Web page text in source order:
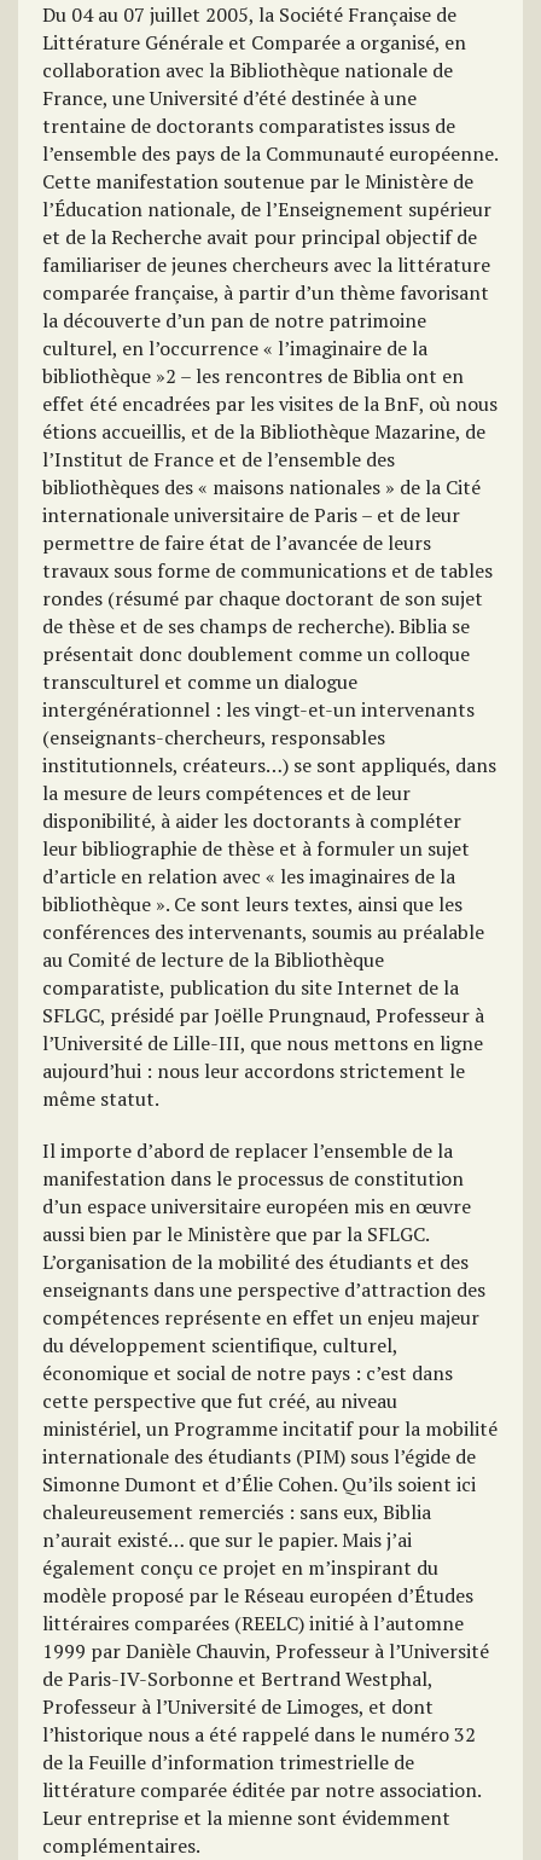
Du 04 au 07 juillet 2005, la Société Française de
Littérature Générale et Comparée a organisé, en
collaboration avec la Bibliothèque nationale de
France, une Université d’été destinée à une
trentaine de doctorants comparatistes issus de
l’ensemble des pays de la Communauté européenne.
Cette manifestation soutenue par le Ministère de
l’Éducation nationale, de l’Enseignement supérieur
et de la Recherche avait pour principal objectif de
familiariser de jeunes chercheurs avec la littérature
comparée française, à partir d’un thème favorisant
la découverte d’un pan de notre patrimoine
culturel, en l’occurrence « l’imaginaire de la
bibliothèque »2 – les rencontres de Biblia ont en
effet été encadrées par les visites de la BnF, où nous
étions accueillis, et de la Bibliothèque Mazarine, de
l’Institut de France et de l’ensemble des
bibliothèques des « maisons nationales » de la Cité
internationale universitaire de Paris – et de leur
permettre de faire état de l’avancée de leurs
travaux sous forme de communications et de tables
rondes (résumé par chaque doctorant de son sujet
de thèse et de ses champs de recherche). Biblia se
présentait donc doublement comme un colloque
transculturel et comme un dialogue
intergénérationnel : les vingt-et-un intervenants
(enseignants-chercheurs, responsables
institutionnels, créateurs…) se sont appliqués, dans
la mesure de leurs compétences et de leur
disponibilité, à aider les doctorants à compléter
leur bibliographie de thèse et à formuler un sujet
d’article en relation avec « les imaginaires de la
bibliothèque ». Ce sont leurs textes, ainsi que les
conférences des intervenants, soumis au préalable
au Comité de lecture de la Bibliothèque
comparatiste, publication du site Internet de la
SFLGC, présidé par Joëlle Prungnaud, Professeur à
l’Université de Lille-III, que nous mettons en ligne
aujourd’hui : nous leur accordons strictement le
même statut.
Il importe d’abord de replacer l’ensemble de la
manifestation dans le processus de constitution
d’un espace universitaire européen mis en œuvre
aussi bien par le Ministère que par la SFLGC.
L’organisation de la mobilité des étudiants et des
enseignants dans une perspective d’attraction des
compétences représente en effet un enjeu majeur
du développement scientifique, culturel,
économique et social de notre pays : c’est dans
cette perspective que fut créé, au niveau
ministériel, un Programme incitatif pour la mobilité
internationale des étudiants (PIM) sous l’égide de
Simonne Dumont et d’Élie Cohen. Qu’ils soient ici
chaleureusement remerciés : sans eux, Biblia
n’aurait existé… que sur le papier. Mais j’ai
également conçu ce projet en m’inspirant du
modèle proposé par le Réseau européen d’Études
littéraires comparées (REELC) initié à l’automne
1999 par Danièle Chauvin, Professeur à l’Université
de Paris-IV-Sorbonne et Bertrand Westphal,
Professeur à l’Université de Limoges, et dont
l’historique nous a été rappelé dans le numéro 32
de la Feuille d’information trimestrielle de
littérature comparée éditée par notre association.
Leur entreprise et la mienne sont évidemment
complémentaires.